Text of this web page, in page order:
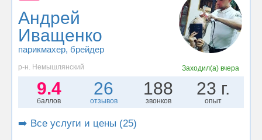
Андрей
Иващенко
парикмахер, брейдер
р-н. Немышлянский Заходил(а)вчера
9.4
баллов
26
отзывов
188
звонков
23 г.
опыт
➡️ Все услуги и цены (25)